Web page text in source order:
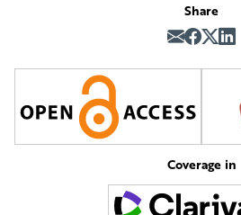
Share
Coverage in